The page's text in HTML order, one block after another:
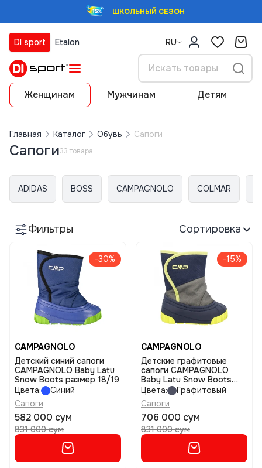
ШКОЛЬНЫЙ СЕЗОН
DI sport Etalon RU
Женщинам Мужчинам Детям
Главная Каталог Обувь Сапоги
Сапоги33 товара
ADIDAS BOSS CAMPAGNOLO COLMAR
Фильтры Сортировка
-30%
CAMPAGNOLO
Детский синий сапоги
CAMPAGNOLO Baby Latu
Snow Boots размер 18/19
Цвета:
Синий
Сапоги
582 000 сум
831 000 сум
-15%
CAMPAGNOLO
Детские графитовые
сапоги CAMPAGNOLO
Baby Latu Snow Boots
размер 18/19
Цвета:
Графитовый
Сапоги
706 000 сум
831 000 сум